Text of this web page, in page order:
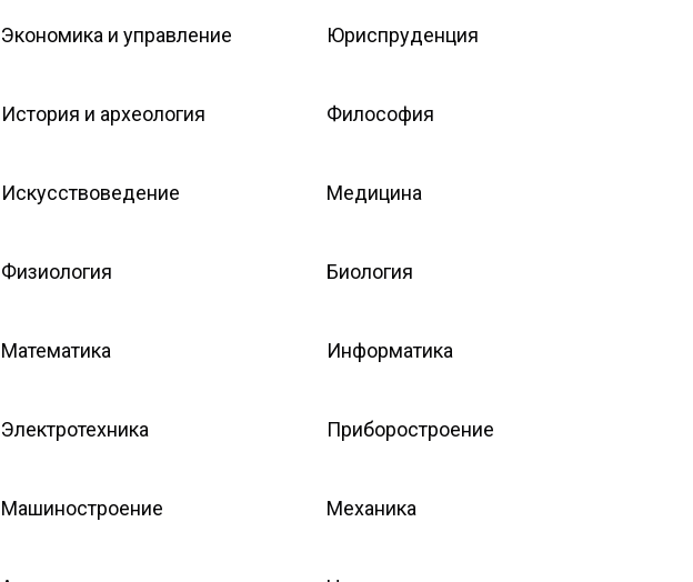
Экономика и управление Юриспруденция
История и археология Философия
Искусствоведение Медицина
Физиология Биология
Математика Информатика
Электротехника Приборостроение
Машиностроение Механика